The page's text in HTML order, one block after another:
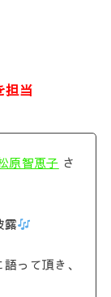
担当
原智恵子 さ
露
って頂き、